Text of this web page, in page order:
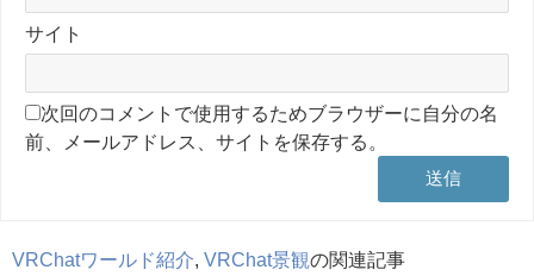
サイト
次回のコメントで使用するためブラウザーに自分の名
前、メールアドレス、サイトを保存する。
VRChatワールド紹介 VRChat景観の関連記事